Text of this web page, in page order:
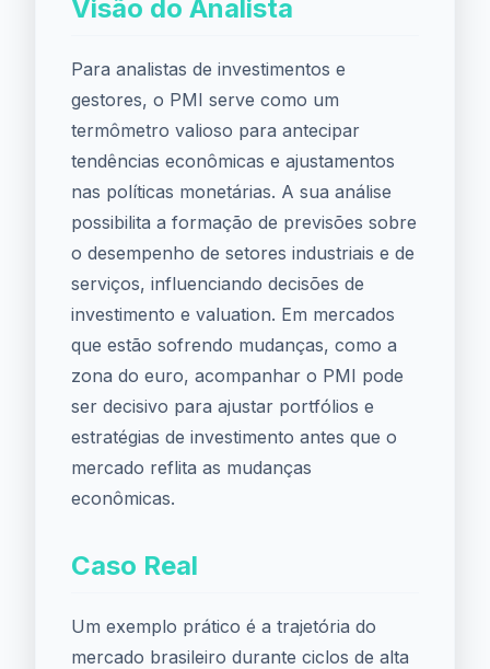
Visão do Analista
Para analistas de investimentos e
gestores, o PMI serve como um
termômetro valioso para antecipar
tendências econômicas e ajustamentos
nas políticas monetárias. A sua análise
possibilita a formação de previsões sobre
o desempenho de setores industriais e de
serviços, influenciando decisões de
investimento e valuation. Em mercados
que estão sofrendo mudanças, como a
zona do euro, acompanhar o PMI pode
ser decisivo para ajustar portfólios e
estratégias de investimento antes que o
mercado reflita as mudanças
econômicas.
Caso Real
Um exemplo prático é a trajetória do
mercado brasileiro durante ciclos de alta